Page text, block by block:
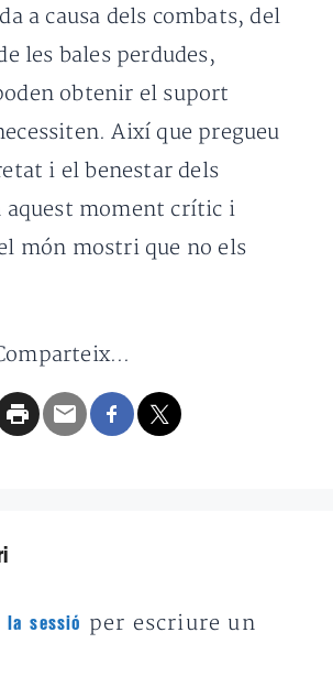
a causa dels combats, del
les bales perdudes,
obtenir el suport
Així que pregueu
i el benestar dels
aquest moment crític i
món mostri que no els
sessió
per escriure un